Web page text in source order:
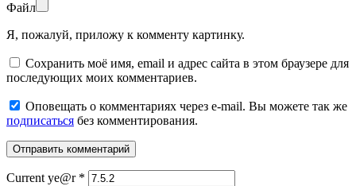
Файл
Я, пожалуй, приложу к комменту картинку.
Сохранить моё имя, email и адрес сайта в этом браузере для
последующих моих комментариев.
Оповещать о комментариях через e-mail. Вы можете так же
подписаться без комментирования.
Current ye@r *